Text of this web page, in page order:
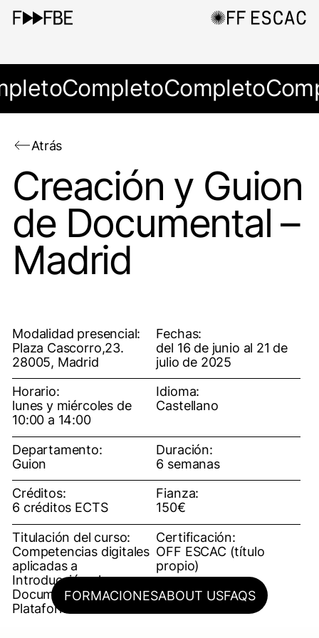
FORMACIONESABOUT USFAQS
CompletoCompleto
Atrás
Creación y Guion
de Documental –
Madrid
Modalidad presencial:
Plaza Cascorro,23.
28005, Madrid
Fechas:
del 16 de junio al 21 de
julio de 2025
Horario:
lunes y miércoles de
10:00 a 14:00
Idioma:
Castellano
Departamento:
Guion
Duración:
6 semanas
Créditos:
6 créditos ECTS
Fianza:
150€
Titulación del curso:
Competencias digitales
aplicadas a
Introducción al
Documental de
Plataforma
Certificación:
OFF ESCAC (título
propio)